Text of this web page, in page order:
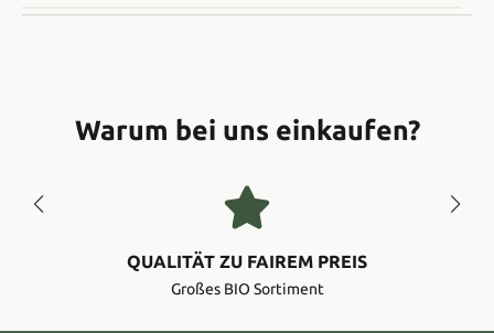
Warum bei uns einkaufen?
QUALITÄT ZU FAIREM PREIS
Großes BIO Sortiment